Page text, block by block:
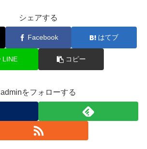
シェアする
Facebook はてブ
LINE コピー
adminをフォローする